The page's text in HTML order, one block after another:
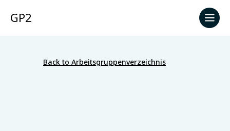
GP2
Back to Arbeitsgruppenverzeichnis